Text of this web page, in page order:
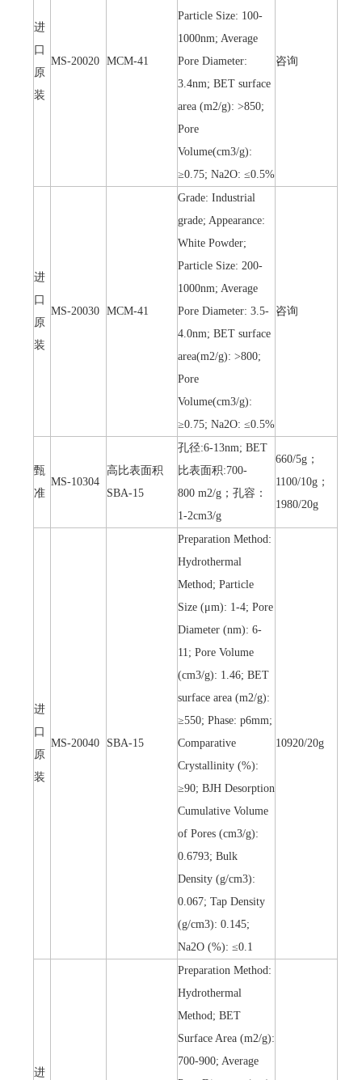
进
口
原
装
MS-20020 MCM-41
Particle Size: 100-
1000nm; Average
Pore Diameter:
3.4nm; BET surface
area (m2/g): >850;
Pore
Volume(cm3/g):
≥0.75; Na2O: ≤0.5%
咨询
进
口
原
装
MS-20030 MCM-41
Grade: Industrial
grade; Appearance:
White Powder;
Particle Size: 200-
1000nm; Average
Pore Diameter: 3.5-
4.0nm; BET surface
area(m2/g): >800;
Pore
Volume(cm3/g):
≥0.75; Na2O: ≤0.5%
咨询
甄
准
MS-10304
高比表面积
SBA-15
孔径:6-13nm; BET
比表面积:700-
800 m2/g；孔容：
1-2cm3/g
660/5g；
1100/10g；
1980/20g
进
口
原
装
MS-20040 SBA-15
Preparation Method:
Hydrothermal
Method; Particle
Size (μm): 1-4; Pore
Diameter (nm): 6-
11; Pore Volume
(cm3/g): 1.46; BET
surface area (m2/g):
≥550; Phase: p6mm;
Comparative
Crystallinity (%):
≥90; BJH Desorption
Cumulative Volume
of Pores (cm3/g):
0.6793; Bulk
Density (g/cm3):
0.067; Tap Density
(g/cm3): 0.145;
Na2O (%): ≤0.1
10920/20g
进
Preparation Method:
Hydrothermal
Method; BET
Surface Area (m2/g):
700-900; Average